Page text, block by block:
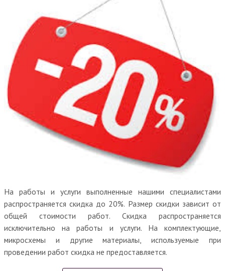
На работы и услуги выполненные нашими специалистами
распространяется скидка до 20%. Размер скидки зависит от
общей стоимости работ. Скидка распространяется
исключительно на работы и услуги. На комплектующие,
микросхемы и другие материалы, используемые при
проведении работ скидка не предоставляется.